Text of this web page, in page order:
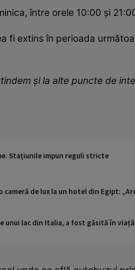
între orele 10:00 și
fi extins în perioada
și la alte puncte de
Stațiunile impun reguli stricte
de lux la un hotel din Egipt:
unui lac din Italia, a fost găsită în